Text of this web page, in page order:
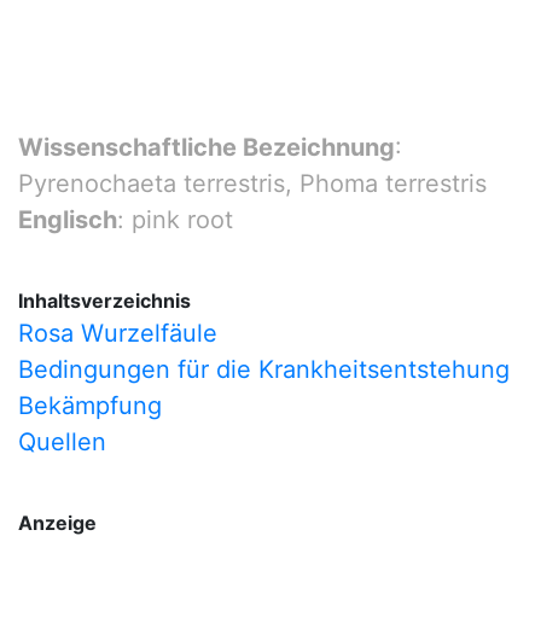
Wissenschaftliche Bezeichnung:
Pyrenochaeta terrestris, Phoma terrestris
Englisch: pink root
Inhaltsverzeichnis
Rosa Wurzelfäule
Bedingungen für die Krankheitsentstehung
Bekämpfung
Quellen
Anzeige